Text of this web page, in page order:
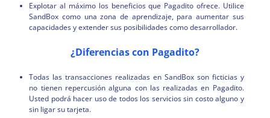
Explotar al máximo los beneficios que Pagadito ofrece. Utilice
SandBox como una zona de aprendizaje, para aumentar sus
capacidades y extender sus posibilidades como desarrollador.
¿Diferencias con Pagadito?
Todas las transacciones realizadas en SandBox son ficticias y
no tienen repercusión alguna con las realizadas en Pagadito.
Usted podrá hacer uso de todos los servicios sin costo alguno y
sin ligar su tarjeta.